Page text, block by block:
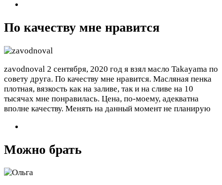
По качеству мне нравится
zavodnoval 2 сентября, 2020 год я взял масло Takayama по
совету друга. По качеству мне нравится. Масляная пенка
плотная, вязкость как на заливе, так и на сливе на 10
тысячах мне понравилась. Цена, по-моему, адекватна
вполне качеству. Менять на данный момент не планирую
Можно брать